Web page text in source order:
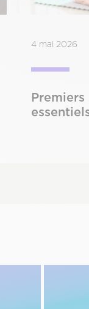
4 mai 2026
Premiers